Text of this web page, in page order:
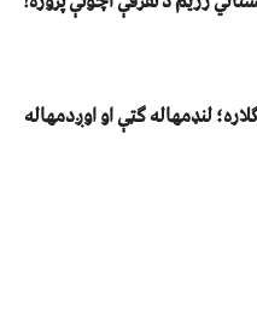
لنډمهاله ګټې او اوږدمهاله